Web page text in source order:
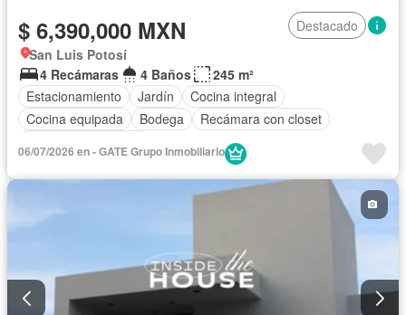
$ 6,390,000 MXN
Destacado
San Luis Potosí
4 Recámaras
4 Baños
245 m²
Estacionamiento
Jardín
Cocina integral
Cocina equipada
Bodega
Recámara con closet
06/07/2026 en - GATE Grupo Inmobiliario